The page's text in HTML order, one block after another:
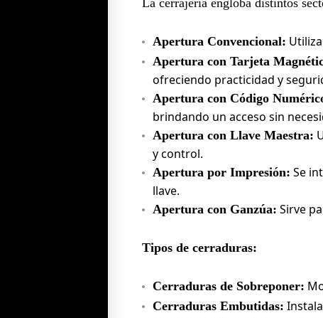
Apertura Convencional:
Apertura con Tarjeta
ofreciendo practicidad y
Apertura con Código
brindando un acceso sin
Apertura con Llave Maestra:
y control.
Apertura por Impresión: Se
llave.
Apertura con Ganzúa: Sirve
Tipos de cerraduras:
Cerraduras de Sobreponer:
Cerraduras Embutidas: